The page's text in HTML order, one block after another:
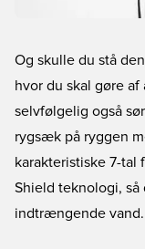
Og skulle du stå
hvor du skal gøre
selvfølgelig også
rygsæk på ryggen
karakteristiske 7-tal
Shield teknologi, så
indtrængende